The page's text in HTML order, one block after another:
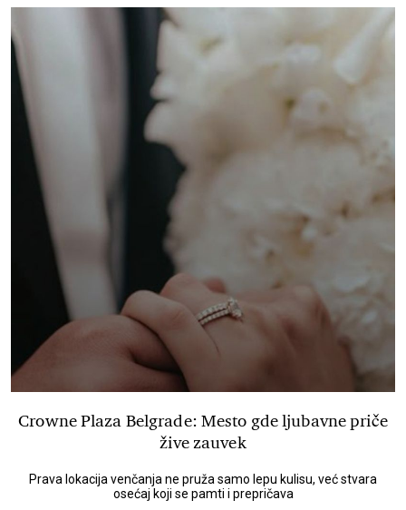
Crowne Plaza Belgrade: Mesto gde ljubavne priče
žive zauvek
Prava lokacija venčanja ne pruža samo lepu kulisu, već stvara
osećaj koji se pamti i prepričava